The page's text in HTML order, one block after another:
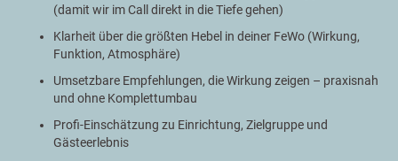
(damit wir im Call direkt in die Tiefe gehen)
Klarheit über die größten Hebel in deiner FeWo (Wirkung,
Funktion, Atmosphäre)
Umsetzbare Empfehlungen, die Wirkung zeigen – praxisnah
und ohne Komplettumbau
Profi-Einschätzung zu Einrichtung, Zielgruppe und
Gästeerlebnis